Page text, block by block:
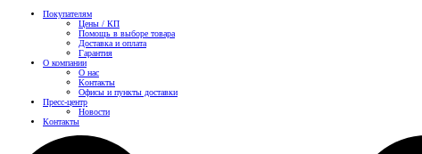
Покупателям
Цены / КП
Помощь в выборе товара
Доставка и оплата
Гарантия
О компании
О нас
Контакты
Офисы и пункты доставки
Пресс-центр
Новости
Контакты